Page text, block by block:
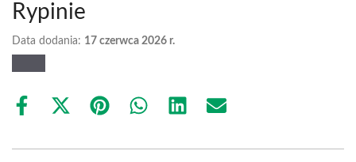
Rypinie
Data dodania: 17 czerwca 2026 r.
Share
Share
(Twitter)
Share Share Share Share